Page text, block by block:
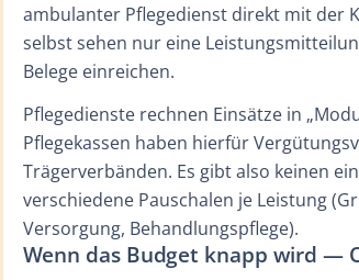
ambulanter Pflegedienst direkt mit der
selbst sehen nur eine
Belege einreichen.
Pflegedienste rechnen Einsätze in
Pflegekassen haben hierfür
Trägerverbänden. Es gibt also keinen
verschiedene Pauschalen je Leistung
Versorgung, Behandlungspflege).
Wenn das Budget knapp wird —